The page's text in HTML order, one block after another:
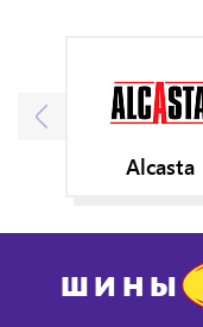
Alcasta
ШИНЫ